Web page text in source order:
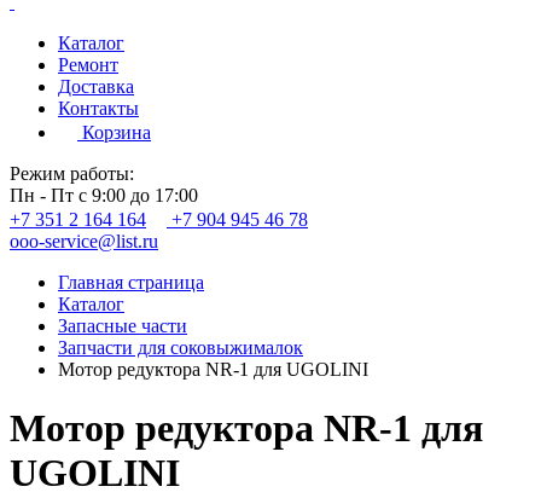
Каталог
Ремонт
Доставка
Контакты
Корзина
Режим работы:
Пн - Пт с 9:00 до 17:00
+7 351 2 164 164
+7 904 945 46 78
ooo-service@list.ru
Главная страница
Каталог
Запасные части
Запчасти для соковыжималок
Мотор редуктора NR-1 для UGOLINI
Мотор редуктора NR-1 для
UGOLINI